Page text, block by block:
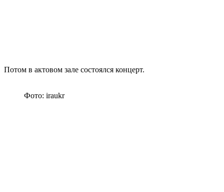
Потом в актовом зале состоялся концерт.
Фото: iraukr